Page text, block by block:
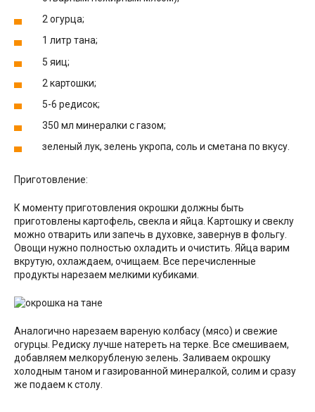
2 огурца;
1 литр тана;
5 яиц;
2 картошки;
5-6 редисок;
350 мл минералки с газом;
зеленый лук, зелень укропа, соль и сметана по вкусу.
Приготовление:
К моменту приготовления окрошки должны быть
приготовлены картофель, свекла и яйца. Картошку и свеклу
можно отварить или запечь в духовке, завернув в фольгу.
Овощи нужно полностью охладить и очистить. Яйца варим
вкрутую, охлаждаем, очищаем. Все перечисленные
продукты нарезаем мелкими кубиками.
Аналогично нарезаем вареную колбасу (мясо) и свежие
огурцы. Редиску лучше натереть на терке. Все смешиваем,
добавляем мелкорубленую зелень. Заливаем окрошку
холодным таном и газированной минералкой, солим и сразу
же подаем к столу.